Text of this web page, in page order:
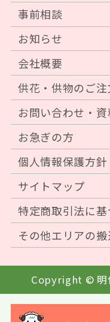
事前相談
お知らせ
会社概要
供花・供物のご注
お問い合わせ・
お急ぎの方
個人情報保護方針
サイトマップ
特定商取引法に
その他エリアの
Copyright © 明